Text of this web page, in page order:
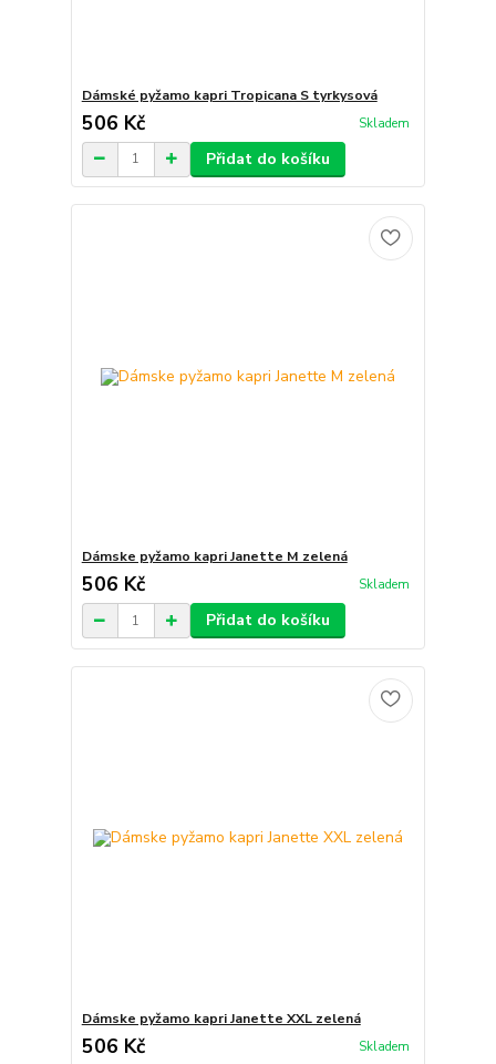
Dámské pyžamo kapri Tropicana S tyrkysová
506 Kč Skladem
Přidat do košíku
Dámske pyžamo kapri Janette M zelená
506 Kč Skladem
Přidat do košíku
Dámske pyžamo kapri Janette XXL zelená
506 Kč Skladem